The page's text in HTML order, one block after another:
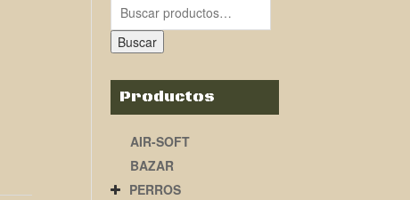
Buscar
Productos
AIR-SOFT
BAZAR
PERROS